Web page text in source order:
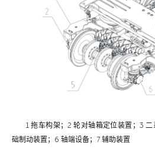
1 拖车构架；2 轮对轴箱定位装置；3
础制动装置；6 轴端设备；7 辅助装置